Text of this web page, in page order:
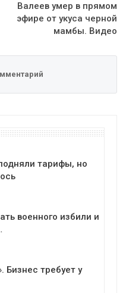
Валеев умер в прямом
эфире от укуса черной
мамбы. Видео
тарифы, но
военного избили и
Бизнес требует у